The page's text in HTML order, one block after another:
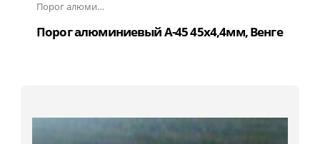
Порог алюминиевый А-45 45х4,4мм, Декорированные
Порог алюминиевый А-45 45х4,4мм, Венге